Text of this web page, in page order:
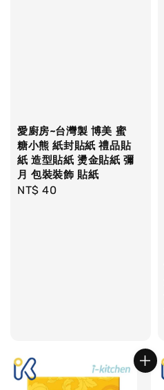
愛廚房~台灣製 博美 蜜
糖小熊 紙封貼紙 禮品貼
紙 造型貼紙 燙金貼紙 彌
月 包裝裝飾 貼紙
Regular
NT$ 40